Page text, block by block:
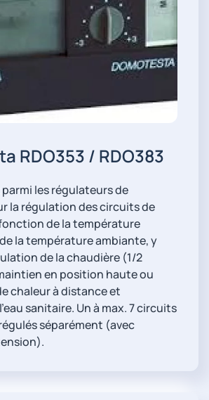
RDO353 / RDO383
les régulateurs de
la régulation des circuits de
de la température
la température ambiante, y
de la chaudière (1/2
en position haute ou
chaleur à distance et
sanitaire. Un à max. 7 circuits
séparément (avec